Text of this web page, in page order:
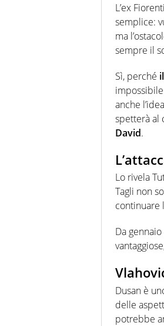
L’ex
semplice:
ma
sempre il
Sì, perché
anche
spetterà al
David.
Lo rivela
Tagli non
continuare
Da
Dusan è
delle
potrebbe